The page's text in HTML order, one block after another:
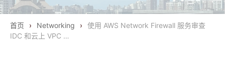
首页 › Networking ›
使用 AWS Network Firewall 服务审查
IDC 和云上 VPC …